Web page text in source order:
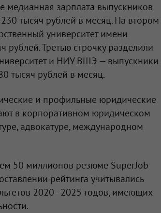
медианная зарплата выпускников
тысяч рублей в месяц. На втором
университет имени
Третью строчку разделили
и НИУ ВШЭ — выпускники
тысяч рублей в месяц.
и профильные юридические
в корпоративном юридическом
адвокатуре, международном
50 миллионов резюме SuperJob
рейтинга учитывались
2020–2025 годов, имеющих